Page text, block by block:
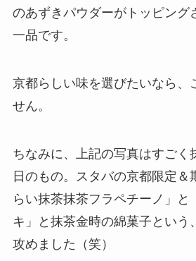
のあずきパウダーがトッピング
一品です。
京都らしい味を選びたいなら、
せん。
ちなみに、上記の写真はすごく
日のもの。スタバの京都限定＆
らい抹茶抹茶フラペチーノ」と
キ」と抹茶金時の綿菓子という
攻めました（笑）